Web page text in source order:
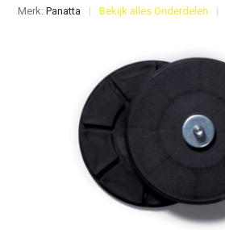
Merk:Panatta Bekijk alles Onderdelen